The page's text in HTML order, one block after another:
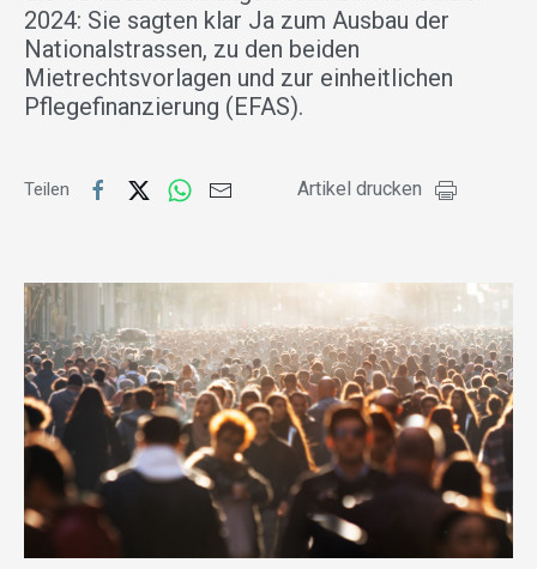
2024: Sie sagten klar Ja zum Ausbau der
Nationalstrassen, zu den beiden
Mietrechtsvorlagen und zur einheitlichen
Pflegefinanzierung (EFAS).
Teilen Artikel drucken